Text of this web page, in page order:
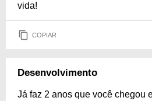
vida!
COPIAR
Desenvolvimento
Já faz 2 anos que você chegou